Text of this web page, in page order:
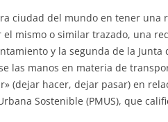
ciudad del mundo en tener una
mismo o similar trazado, una
y la segunda de la Junta
las manos en materia de
(dejar hacer, dejar pasar) en
Sostenible (PMUS), que